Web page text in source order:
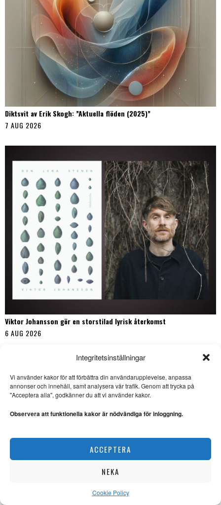
Integritetsinställningar
Vi använder kakor för att förbättra din användarupplevelse, anpassa
annonser och innehåll, samt analysera vår trafik. Genom att trycka på
"Acceptera alla", godkänner du att vi använder kakor.
Observera att funktionella kakor är nödvändiga för inloggning.
ACCEPTERA
NEKA
Cookie Policy
Diktsvit av Erik Skogh: ”Aktuella flöden (2025)”
7 AUG 2026
Viktor Johansson gör en storstilad lyrisk återkomst
6 AUG 2026